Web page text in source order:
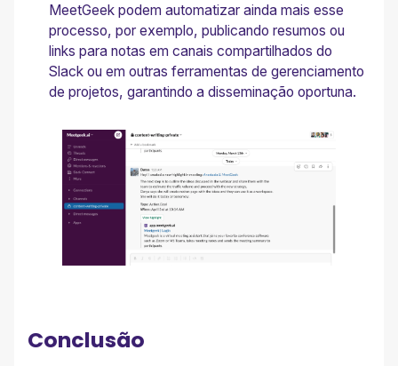
MeetGeek podem automatizar ainda mais esse
processo, por exemplo, publicando resumos ou
links para notas em canais compartilhados do
Slack ou em outras ferramentas de gerenciamento
de projetos, garantindo a disseminação oportuna.
Conclusão